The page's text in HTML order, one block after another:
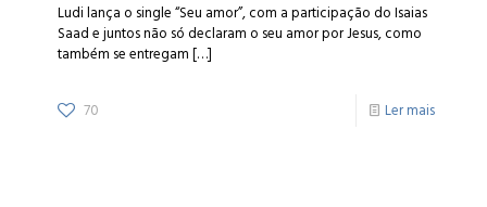
Ludi lança o single “Seu amor”, com a participação do Isaias
Saad e juntos não só declaram o seu amor por Jesus, como
também se entregam[…]
70 Ler mais